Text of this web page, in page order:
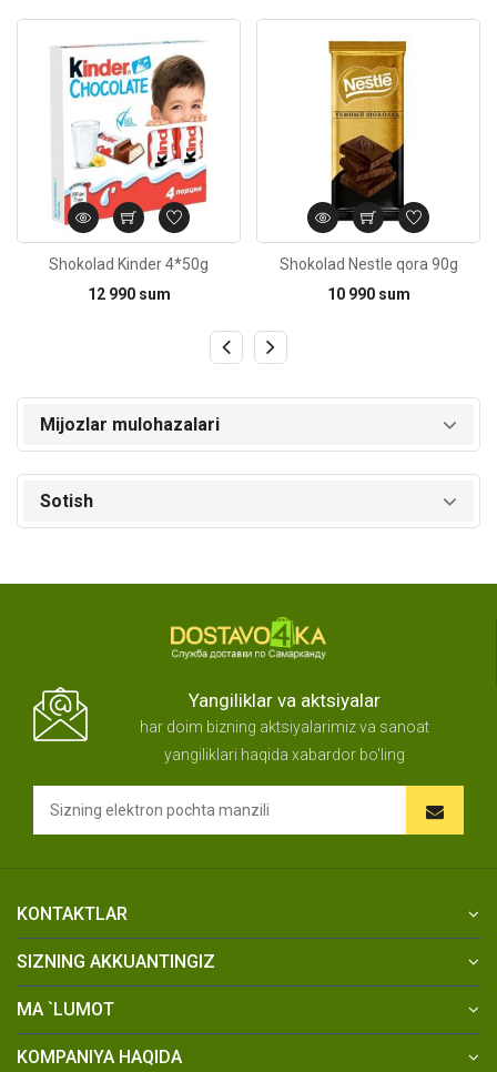
Shokolad Kinder 4*50g
12 990 sum
Shokolad Nestle qora 90g
10 990 sum
Mijozlar mulohazalari
Sotish
Yangiliklar va aktsiyalar
har doim bizning aktsiyalarimiz va sanoat
yangiliklari haqida xabardor bo'ling
KONTAKTLAR
SIZNING AKKUANTINGIZ
MA `LUMOT
KOMPANIYA HAQIDA